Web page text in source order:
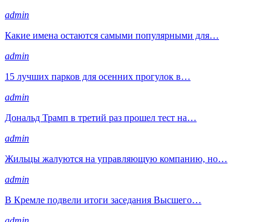
admin
Какие имена остаются самыми популярными для…
admin
15 лучших парков для осенних прогулок в…
admin
Дональд Трамп в третий раз прошел тест на…
admin
Жильцы жалуются на управляющую компанию, но…
admin
В Кремле подвели итоги заседания Высшего…